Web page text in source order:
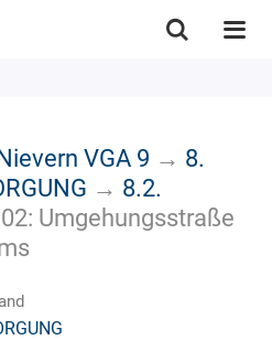
VGA 9 → 8.
→ 8.2.
Umgehungsstraße